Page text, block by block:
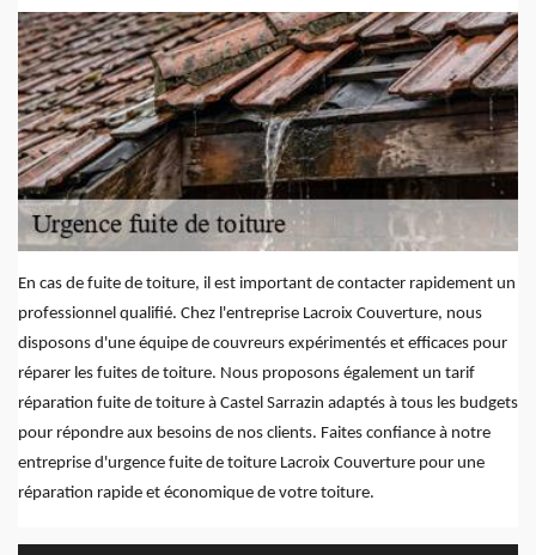
En cas de fuite de toiture, il est important de contacter rapidement un
professionnel qualifié. Chez l'entreprise Lacroix Couverture, nous
disposons d'une équipe de couvreurs expérimentés et efficaces pour
réparer les fuites de toiture. Nous proposons également un tarif
réparation fuite de toiture à Castel Sarrazin adaptés à tous les budgets
pour répondre aux besoins de nos clients. Faites confiance à notre
entreprise d'urgence fuite de toiture Lacroix Couverture pour une
réparation rapide et économique de votre toiture.